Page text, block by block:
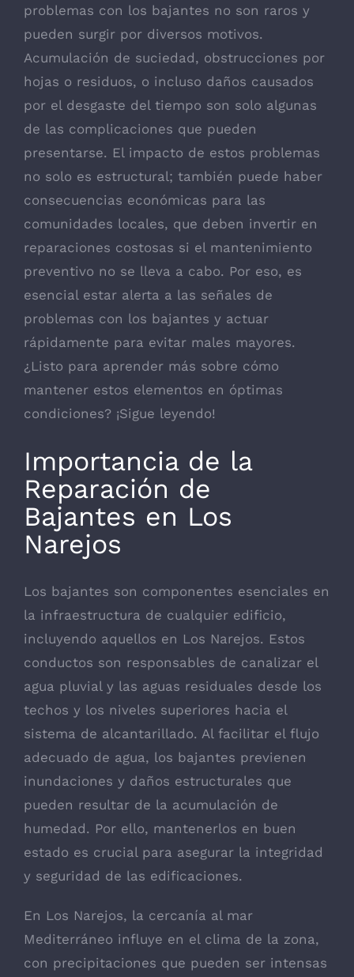
problemas con los bajantes no son raros y
pueden surgir por diversos motivos.
Acumulación de suciedad, obstrucciones por
hojas o residuos, o incluso daños causados
por el desgaste del tiempo son solo algunas
de las complicaciones que pueden
presentarse. El impacto de estos problemas
no solo es estructural; también puede haber
consecuencias económicas para las
comunidades locales, que deben invertir en
reparaciones costosas si el mantenimiento
preventivo no se lleva a cabo. Por eso, es
esencial estar alerta a las señales de
problemas con los bajantes y actuar
rápidamente para evitar males mayores.
¿Listo para aprender más sobre cómo
mantener estos elementos en óptimas
condiciones? ¡Sigue leyendo!
Importancia de la
Reparación de
Bajantes en Los
Narejos
Los bajantes son componentes esenciales en
la infraestructura de cualquier edificio,
incluyendo aquellos en Los Narejos. Estos
conductos son responsables de canalizar el
agua pluvial y las aguas residuales desde los
techos y los niveles superiores hacia el
sistema de alcantarillado. Al facilitar el flujo
adecuado de agua, los bajantes previenen
inundaciones y daños estructurales que
pueden resultar de la acumulación de
humedad. Por ello, mantenerlos en buen
estado es crucial para asegurar la integridad
y seguridad de las edificaciones.
En Los Narejos, la cercanía al mar
Mediterráneo influye en el clima de la zona,
con precipitaciones que pueden ser intensas